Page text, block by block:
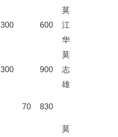
300 600
莫
江
华
300 900
莫
志
雄
70 830
莫